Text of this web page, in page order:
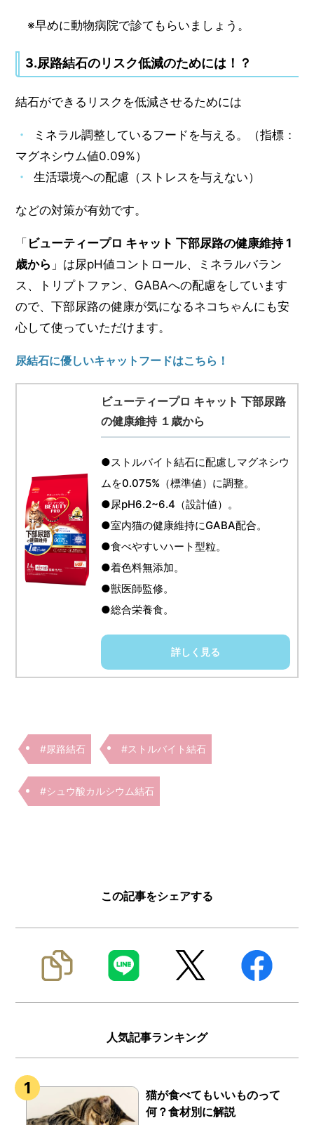
※早めに動物病院で診てもらいましょう。
3.尿路結石のリスク低減のためには！？
結石ができるリスクを低減させるためには
ミネラル調整しているフードを与える。（指標：
マグネシウム値0.09%）
生活環境への配慮（ストレスを与えない）
などの対策が有効です。
「 ビューティープロ キャット 下部尿路の健康維持 1
歳から 」は尿pH値コントロール、ミネラルバラン
ス、トリプトファン、GABAへの配慮をしています
ので、下部尿路の健康が気になるネコちゃんにも安
心して使っていただけます。
尿結石に優しいキャットフードはこちら！
ビューティープロ キャット 下部尿路
の健康維持 １歳から
●ストルバイト結石に配慮しマグネシウ
ムを0.075%（標準値）に調整。
●尿pH6.2~6.4（設計値）。
●室内猫の健康維持にGABA配合。
●食べやすいハート型粒。
●着色料無添加。
●獣医師監修。
●総合栄養食。
詳しく見る
#尿路結石 #ストルバイト結石
#シュウ酸カルシウム結石
この記事をシェアする
人気記事ランキング
猫が食べてもいいものって
何？食材別に解説